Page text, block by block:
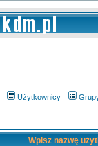
Użytkownicy
Wpisz nazwę